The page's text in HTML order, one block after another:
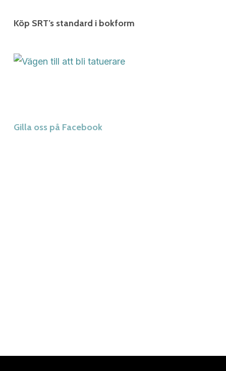
Köp SRT’s standard i bokform
Gilla oss på Facebook